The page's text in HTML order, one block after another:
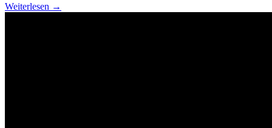
Weiterlesen →